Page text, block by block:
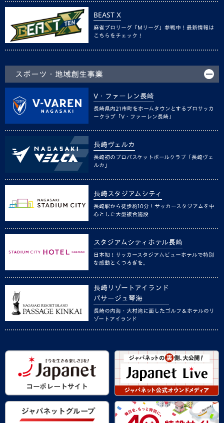
BEAST X
麻雀プロリーグ「Mリーグ」参戦中！最新情報は
こちらをチェック！
スポーツ・地域創生事業
V・ファーレン長崎
長崎県内21市町をホームタウンとするプロサッカ
ークラブ「V・ファーレン長崎」
長崎ヴェルカ
長崎初のプロバスケットボールクラブ「長崎ヴェ
ルカ」
長崎スタジアムシティ
長崎駅から徒歩約10分！サッカースタジアムを中
心とした大型複合施設
スタジアムシティホテル長崎
日本初！サッカースタジアムビューホテルで特別
な感動とくつろぎを。
長崎リゾートアイランド
パサージュ琴海
長崎の内海・大村湾に面したゴルフ＆ホテルのリ
ゾートアイランド